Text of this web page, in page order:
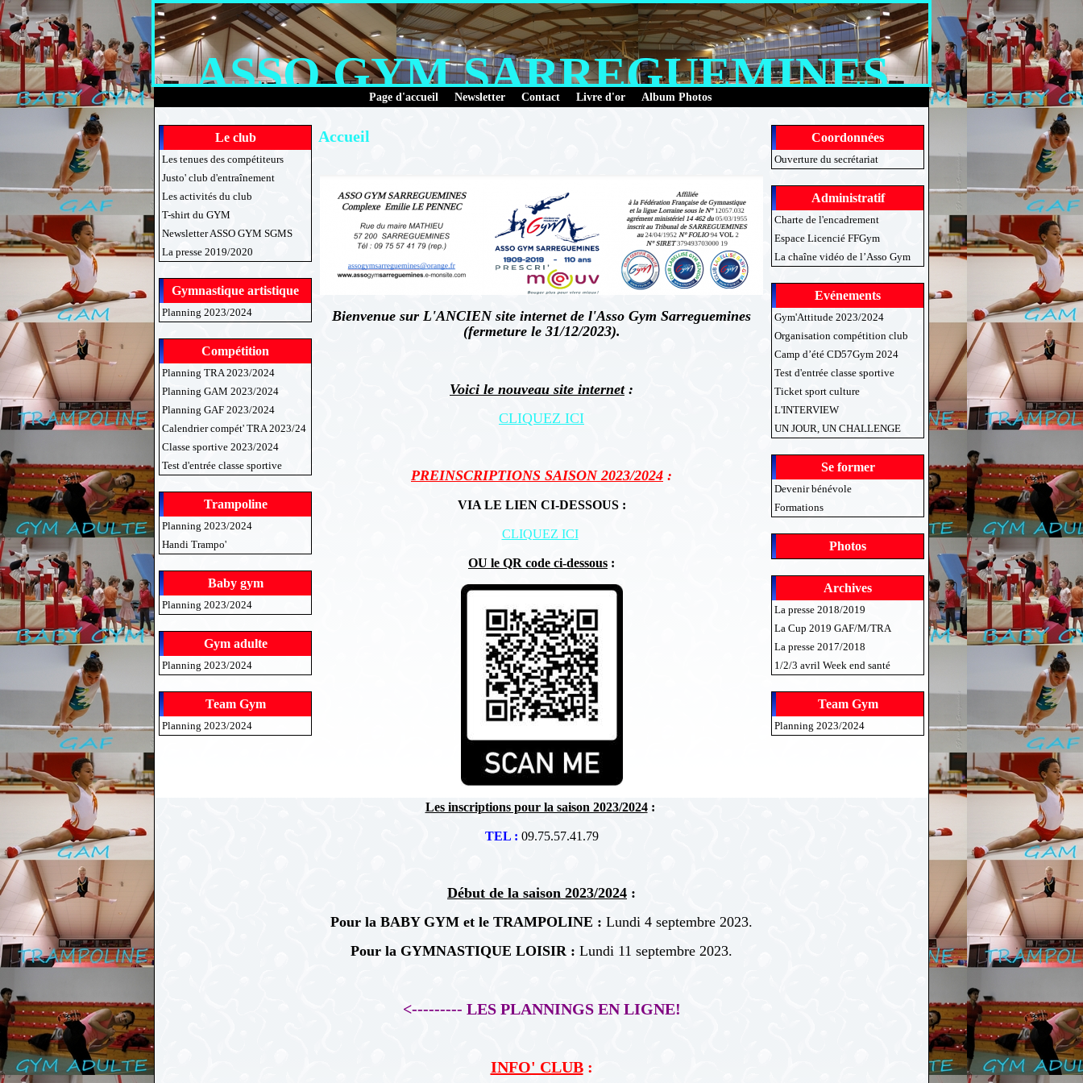
ASSO GYM SARREGUEMINES
Page d'accueil Newsletter Contact Livre d'or Album Photos
Le club
Les tenues des compétiteurs
Justo' club d'entraînement
Les activités du club
T-shirt du GYM
Newsletter ASSO GYM SGMS
La presse 2019/2020
Gymnastique artistique
Planning 2023/2024
Compétition
Planning TRA 2023/2024
Planning GAM 2023/2024
Planning GAF 2023/2024
Calendrier compét' TRA 2023/24
Classe sportive 2023/2024
Test d'entrée classe sportive
Trampoline
Planning 2023/2024
Handi Trampo'
Baby gym
Planning 2023/2024
Gym adulte
Planning 2023/2024
Team Gym
Planning 2023/2024
Coordonnées
Ouverture du secrétariat
Administratif
Charte de l'encadrement
Espace Licencié FFGym
La chaîne vidéo de l’Asso Gym
Evénements
Gym'Attitude 2023/2024
Organisation compétition club
Camp d’été CD57Gym 2024
Test d'entrée classe sportive
Ticket sport culture
L'INTERVIEW
UN JOUR, UN CHALLENGE
Se former
Devenir bénévole
Formations
Photos
Archives
La presse 2018/2019
La Cup 2019 GAF/M/TRA
La presse 2017/2018
1/2/3 avril Week end santé
Team Gym
Planning 2023/2024
Accueil
Bienvenue sur L'ANCIEN site internet de l'Asso Gym Sarreguemines
(fermeture le 31/12/2023).
Voici le nouveau site internet:
CLIQUEZ ICI
PREINSCRIPTIONS SAISON 2023/2024 :
VIA LE LIEN CI-DESSOUS :
CLIQUEZ ICI
OU le QR code ci-dessous :
Les inscriptions pour la saison 2023/2024:
TEL : 09.75.57.41.79
Début de la saison 2023/2024 :
Pour la BABY GYM et le TRAMPOLINE : Lundi 4 septembre 2023.
Pour la GYMNASTIQUE LOISIR : Lundi 11 septembre 2023.
<--------- LES PLANNINGS EN LIGNE!
INFO' CLUB: